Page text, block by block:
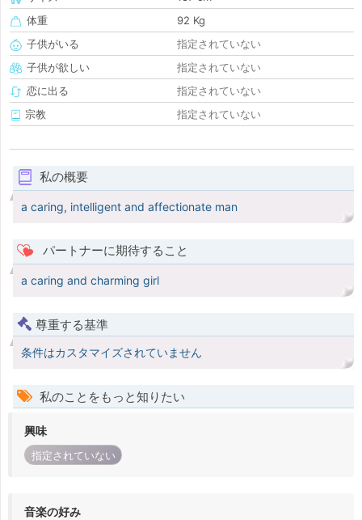
体重
92 Kg
子供がいる
指定されていない
子供が欲しい
指定されていない
恋に出る
指定されていない
宗教
指定されていない
私の概要
a caring, intelligent and affectionate man
パートナーに期待すること
a caring and charming girl
尊重する基準
条件はカスタマイズされていません
私のことをもっと知りたい
興味
指定されていない
音楽の好み